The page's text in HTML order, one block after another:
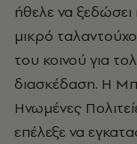
ήθελε να ξεδώσει
μικρό ταλαντούχο
του κοινού για
διασκέδαση. Η
Ηνωμένες
επέλεξε να